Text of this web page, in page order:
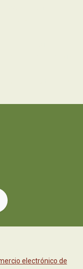
electrónico de